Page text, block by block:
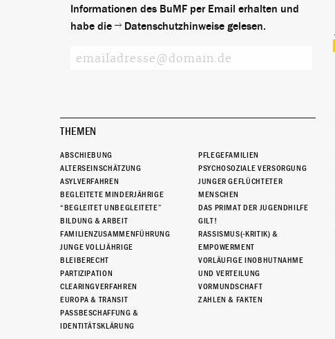
Informationen des BuMF per Email erhalten und
habe die
Datenschutzhinweise gelesen.
THEMEN
ABSCHIEBUNG
ALTERSEINSCHÄTZUNG
ASYLVERFAHREN
BEGLEITETE MINDERJÄHRIGE
“BEGLEITET UNBEGLEITETE”
BILDUNG & ARBEIT
FAMILIENZUSAMMENFÜHRUNG
JUNGE VOLLJÄHRIGE
BLEIBERECHT
PARTIZIPATION
CLEARINGVERFAHREN
EUROPA & TRANSIT
PASSBESCHAFFUNG &
IDENTITÄTSKLÄRUNG
PFLEGEFAMILIEN
PSYCHOSOZIALE VERSORGUNG
JUNGER GEFLÜCHTETER
MENSCHEN
DAS PRIMAT DER JUGENDHILFE
GILT!
RASSISMUS(-KRITIK) &
EMPOWERMENT
VORLÄUFIGE INOBHUTNAHME
UND VERTEILUNG
VORMUNDSCHAFT
ZAHLEN & FAKTEN